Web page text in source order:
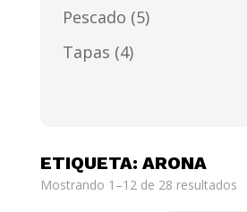
Pescado (5)
Tapas (4)
ETIQUETA: ARONA
Mostrando 1–12 de 28 resultados